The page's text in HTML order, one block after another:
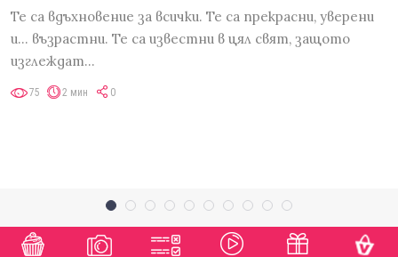
Те са вдъхновение за всички. Те са прекрасни, уверени
и... възрастни. Те са известни в цял свят, защото
изглеждат…
75 2 мин 0